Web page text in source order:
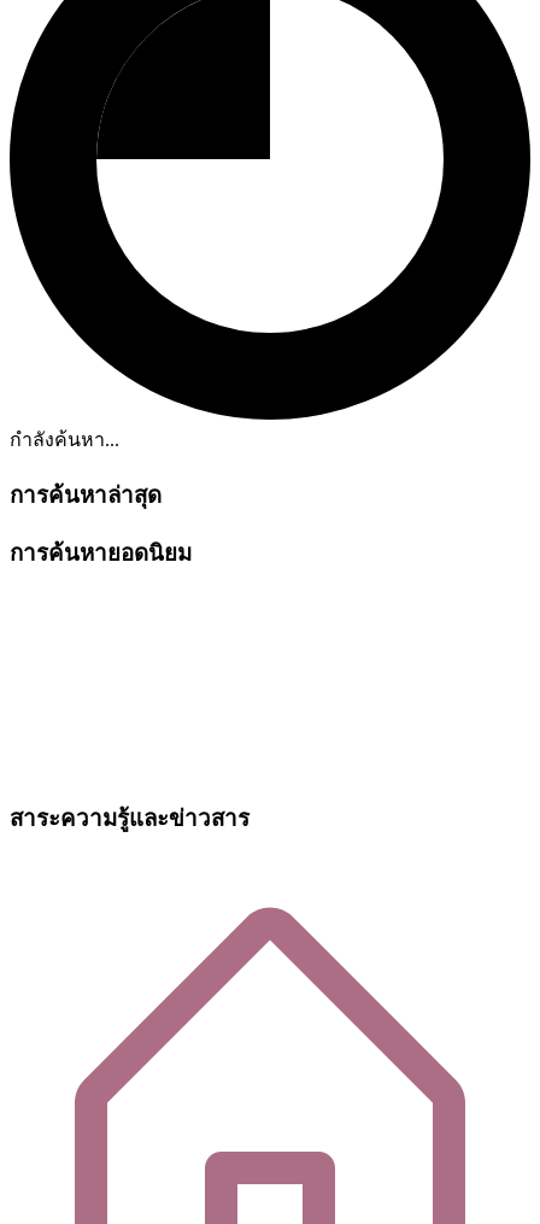
กำลังค้นหา...
การค้นหาล่าสุด
การค้นหายอดนิยม
สาระความรู้และข่าวสาร